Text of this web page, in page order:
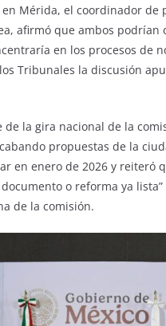
Mérida, el coordinador
afirmó que ambos
en los procesos
Tribunales la discusión
de la gira nacional de la
propuestas de la
en enero de 2026 y reiteró
o reforma ya
de la comisión.